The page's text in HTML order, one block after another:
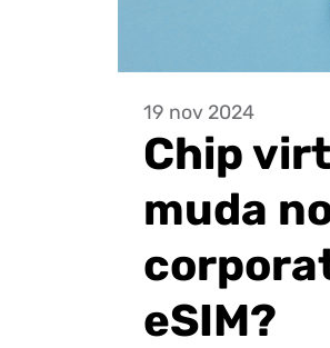
19 nov 2024
Chip
muda
eSIM?